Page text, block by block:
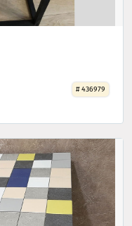
# 436979